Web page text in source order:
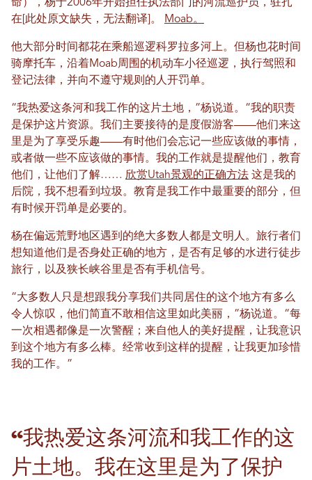
命），杨于2006年开始担任执法部门的河流巡护员，驻扎
在[此处原文缺失，无法翻译]。
Moab。
他大部分时间都花在乘船巡逻科罗拉多河上。但杨也花时间
骑摩托车，沿着Moab周围的机动车小径巡逻，执行驾照和
登记法律，并向不遵守规则的人开罚单。
“我热爱这条河和我工作的这片土地，”杨说道。“我的职责
是保护这片资源。我们主要接待的是度假游客——他们来这
里是为了享受乐趣——有时他们会忘记一些应该做的事情，
或者做一些不应该做的事情。我的工作就是提醒他们，教育
他们，让他们了解…… 欣赏Utah景观的正确方法 这是我的
后院，我不想看到垃圾。教育是我工作中最重要的部分，但
有时候开罚单是必要的。
杨在偏远荒野地区遇到的绝大多数人都是文明人。旅行者们
想知道他们是否身处正确的地方，是否有足够的水进行徒步
旅行，以及狭长峡谷里是否有手机信号。
“大多数人只是想跟我分享我们共同居住的这个地方有多么
令人惊叹，他们简直不敢相信这里如此美丽，”杨说道。“每
一次相遇都像是一次警醒；来自他人的美好提醒，让我意识
到这个地方有多么棒。经常收到这样的提醒，让我更加珍惜
我的工作。”
“我热爱这条河流和我工作的这
片土地。我在这里是为了保护